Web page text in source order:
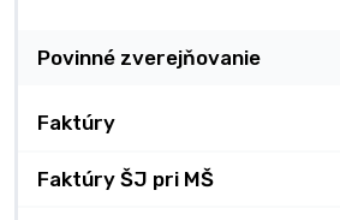
Povinné zverejňovanie
Faktúry
Faktúry ŠJ pri MŠ